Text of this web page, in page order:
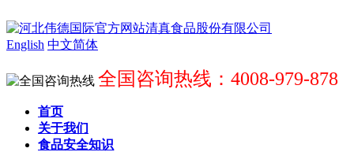
English 中文简体
全国咨询热线：4008-979-878
首页
关于我们
食品安全知识